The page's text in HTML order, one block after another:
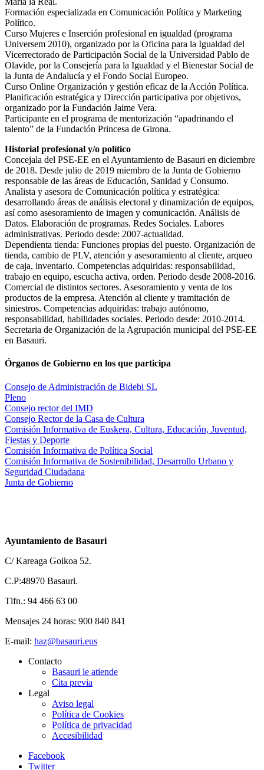
Formación especializada en Comunicación Política y Marketing
Político.
Curso Mujeres e Inserción profesional en igualdad (programa
Universem 2010), organizado por la Oficina para la Igualdad del
Vicerrectorado de Participación Social de la Universidad Pablo de
Olavide, por la Consejería para la Igualdad y el Bienestar Social de
la Junta de Andalucía y el Fondo Social Europeo.
Curso Online Organización y gestión eficaz de la Acción Política.
Planificación estratégica y Dirección participativa por objetivos,
organizado por la Fundación Jaime Vera.
Participante en el programa de mentorización “apadrinando el
talento” de la Fundación Princesa de Girona.
Historial profesional y/o político
Concejala del PSE-EE en el Ayuntamiento de Basauri en diciembre
de 2018. Desde julio de 2019 miembro de la Junta de Gobierno
responsable de las áreas de Educación, Sanidad y Consumo.
Analista y asesora de Comunicación política y estratégica:
desarrollando áreas de análisis electoral y dinamización de equipos,
así como asesoramiento de imagen y comunicación. Análisis de
Datos. Elaboración de programas. Redes Sociales. Labores
administrativas. Periodo desde: 2007-actualidad.
Dependienta tienda: Funciones propias del puesto. Organización de
tienda, cambio de PLV, atención y asesoramiento al cliente, arqueo
de caja, inventario. Competencias adquiridas: responsabilidad,
trabajo en equipo, escucha activa, orden. Periodo desde 2008-2016.
Comercial de distintos sectores. Asesoramiento y venta de los
productos de la empresa. Atención al cliente y tramitación de
siniestros. Competencias adquiridas: trabajo autónomo,
responsabilidad, habilidades sociales. Periodo desde: 2010-2014.
Secretaria de Organización de la Agrupación municipal del PSE-EE
en Basauri.
Órganos de Gobierno en los que participa
Consejo de Administración de Bidebi SL
Pleno
Consejo rector del IMD
Consejo Rector de la Casa de Cultura
Comisión Informativa de Euskera, Cultura, Educación, Juventud,
Fiestas y Deporte
Comisión Informativa de Política Social
Comisión Informativa de Sostenibilidad, Desarrollo Urbano y
Seguridad Ciudadana
Junta de Gobierno
Ayuntamiento de Basauri
C/ Kareaga Goikoa 52.
C.P:48970 Basauri.
Tlfn.: 94 466 63 00
Mensajes 24 horas: 900 840 841
E-mail: haz@basauri.eus
Contacto
Basauri le atiende
Cita previa
Legal
Aviso legal
Política de Cookies
Política de privacidad
Accesibilidad
Facebook
Twitter